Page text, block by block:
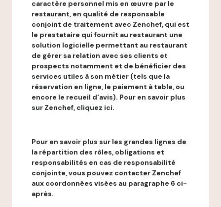
caractère personnel mis en œuvre par le
restaurant, en qualité de responsable
conjoint de traitement avec Zenchef, qui est
le prestataire qui fournit au restaurant une
solution logicielle permettant au restaurant
de gérer sa relation avec ses clients et
prospects notamment et de bénéficier des
services utiles à son métier (tels que la
réservation en ligne, le paiement à table, ou
encore le recueil d'avis). Pour en savoir plus
sur Zenchef, cliquez ici.
Pour en savoir plus sur les grandes lignes de
la répartition des rôles, obligations et
responsabilités en cas de responsabilité
conjointe, vous pouvez contacter Zenchef
aux coordonnées visées au paragraphe 6 ci-
après.